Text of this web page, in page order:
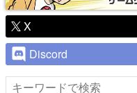
X
Discord